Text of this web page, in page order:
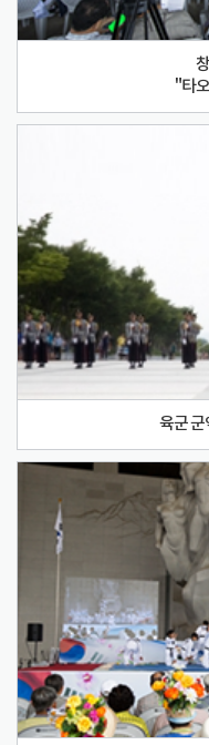
"타
육군